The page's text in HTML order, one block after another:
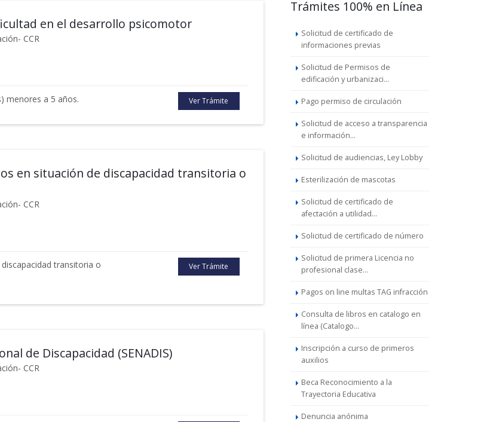
en el desarrollo psicomotor
CCR
menores a 5 años. Ver Trámite
en situación de discapacidad transitoria o
CCR
transitoria o
Ver Trámite
de Discapacidad (SENADIS)
CCR
Trámites 100% en Línea
Solicitud de certificado de
informaciones previas
Solicitud de Permisos de
edificación y urbanizaci...
Pago permiso de circulación
Solicitud de acceso a transparencia
e información...
Solicitud de audiencias, Ley Lobby
Esterilización de mascotas
Solicitud de certificado de
afectación a utilidad...
Solicitud de certificado de número
Solicitud de primera Licencia no
profesional clase...
Pagos on line multas TAG infracción
Consulta de libros en catalogo en
línea (Catalogo...
Inscripción a curso de primeros
auxilios
Beca Reconocimiento a la
Trayectoria Educativa
Denuncia anónima